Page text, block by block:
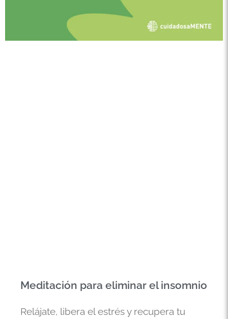
Meditación para eliminar el insomnio
Relájate, libera el estrés y recupera tu